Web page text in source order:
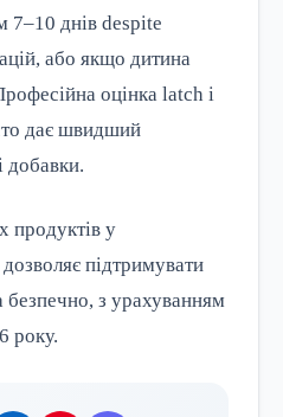
7–10 днів despite
або якщо дитина
оцінка latch і
дає швидший
добавки.
продуктів у
підтримувати
безпечно, з урахуванням
року.